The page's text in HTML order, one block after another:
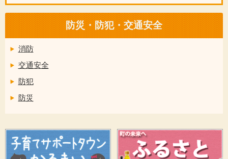
防災・防犯・交通安全
消防
交通安全
防犯
防災